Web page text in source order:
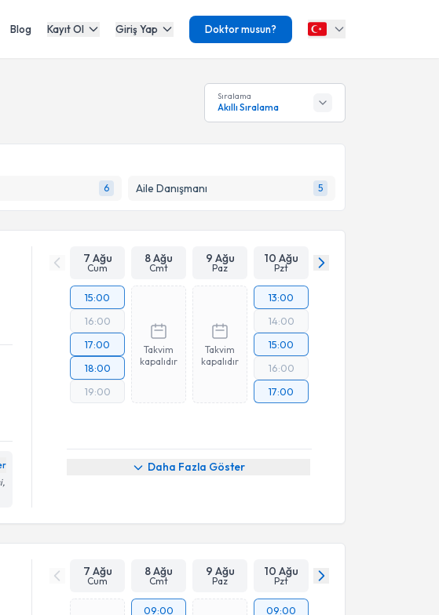
Blog Kayıt Ol Giriş Yap Doktor musun?
Sıralama
Akıllı Sıralama
6 Aile Danışmanı 5
7 Ağu
Cum
8 Ağu
Cmt
9 Ağu
Paz
10 Ağu
Pzt
15:00
16:00
17:00
18:00
19:00
Takvim
kapalıdır
Takvim
kapalıdır
13:00
14:00
15:00
16:00
17:00
Daha Fazla Göster
7 Ağu
Cum
8 Ağu
Cmt
9 Ağu
Paz
10 Ağu
Pzt
09:00
09:00